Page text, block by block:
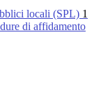
locali (SPL) 1
di affidamento